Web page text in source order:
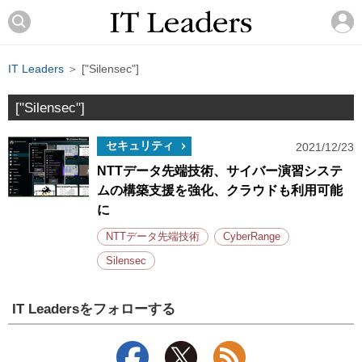
IT Leaders ＞ ["Silensec"]
["Silensec"]
セキュリティ 2021/12/23
NTTデータ先端技術、サイバー演習システ
ムの構築支援を強化、クラウドも利用可能
に
NTTデータ先端技術 CyberRange
Silensec
IT Leadersをフォローする